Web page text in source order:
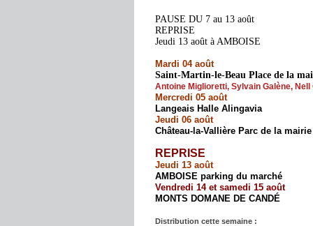
PAUSE DU 7 au 13 août
REPRISE
Jeudi 13 août à AMBOISE
Mardi 04 août
Saint-Martin-le-Beau Place de la
Antoine Miglioretti, Sylvain Galène,
Mercredi 05 août
Langeais Halle Alingavia
Jeudi 06 août
Château-la-Vallière Parc de la
REPRISE
Jeudi 13 août
AMBOISE parking du marché
Vendredi 14 et samedi 15 août
MONTS DOMANE DE CANDÉ
Distribution cette semaine :